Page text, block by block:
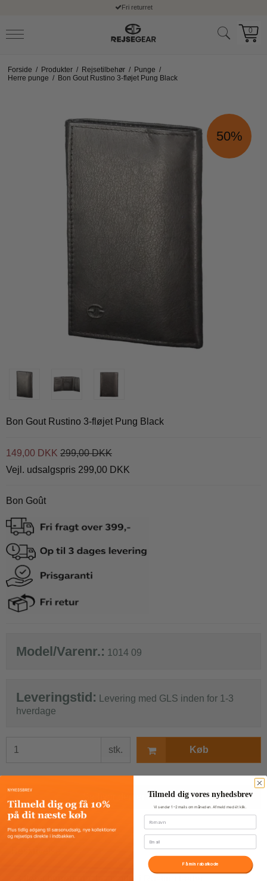
Fri returret
0
Forside / Produkter / Rejsetilbehør / Punge /
Herre punge / Bon Gout Rustino 3-fløjet Pung Black
50%
Bon Gout Rustino 3-fløjet Pung Black
149,00 DKK 299,00 DKK
Vejl. udsalgspris 299,00 DKK
Bon Goût
Model/Varenr.: 1014 09
Leveringstid:
Levering med GLS inden for 1-3
hverdage
stk. Køb
Se hvor den er på lager!Tilmeld dig vores nyhedsbrev
Vi sender 1–2 mails om måneden. Afmeld med ét klik.
Fornavn
Email
Få min rabatkode